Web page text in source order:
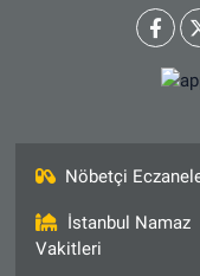
Nöbetçi
İstanbul Namaz
Vakitleri